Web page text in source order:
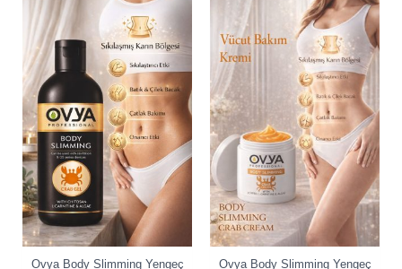
Ovya Body Slimming Yengeç
Ovya Body Slimming Yengeç